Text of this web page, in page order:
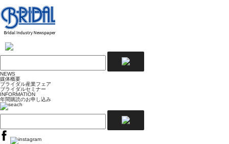
NEWS
媒体概要
ブライダル産業フェア
ブライダルセミナー
INFORMATION
年間購読のお申し込み